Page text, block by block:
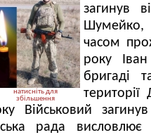
натисніть для
збільшення
загинув
Шумейко,
часом
року
бригаді
Військовий
рада висловлює